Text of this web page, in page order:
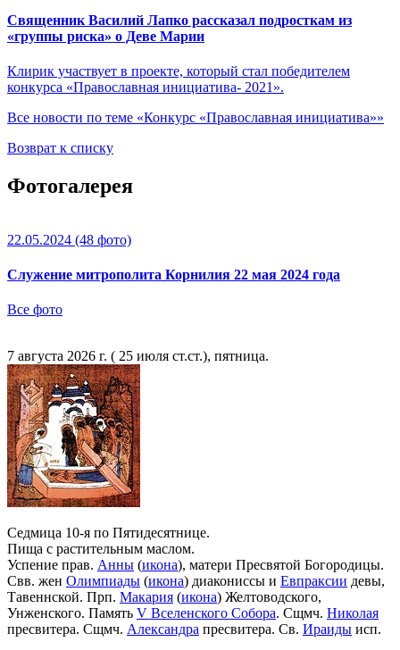
Священник Василий Лапко рассказал подросткам из
«группы риска» о Деве Марии
Клирик участвует в проекте, который стал победителем
конкурса «Православная инициатива- 2021».
Все новости по теме «Конкурс «Православная инициатива»»
Возврат к списку
Фотогалерея
22.05.2024 (48 фото)
Служение митрополита Корнилия 22 мая 2024 года
Все фото
7 августа 2026 г. ( 25 июля ст.ст.), пятница.
Седмица 10-я по Пятидесятнице.
Пища с растительным маслом.
Успение прав. Анны (икона), матери Пресвятой Богородицы.
Свв. жен Олимпиады (икона) диакониссы и Евпраксии девы,
Тавеннской. Прп. Макария (икона) Желтоводского,
Унженского. Память V Вселенского Собора. Сщмч. Николая
пресвитера. Сщмч. Александра пресвитера. Св. Ираиды исп.